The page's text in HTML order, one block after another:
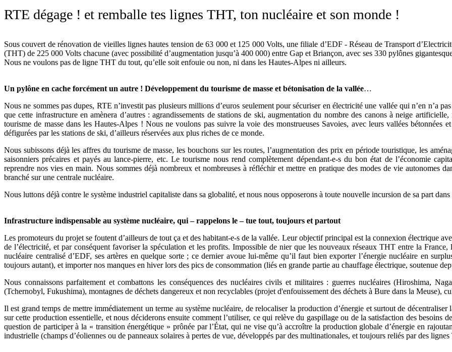
RTE dégage ! et remballe tes lignes THT, ton nucléaire et son monde !
Sous couvert de rénovation de vieilles lignes hautes tension de 63 000 et 125 000 Volts, une filiale d’EDF - Réseau de Transport
(THT) de 225 000 Volts chacune (avec possibilité d’augmentation jusqu’à 400 000) entre Gap et Briançon, avec ses 330 pylônes
Nous ne voulons pas de ligne THT du tout, qu’elle soit enfouie ou non, ni dans les Hautes-Alpes ni ailleurs.
Un pylône en cache forcément un autre ! Développement du tourisme de masse et bétonisation de la vallée…
Nous ne sommes pas dupes, RTE n’investit pas plusieurs millions d’euros seulement pour sécuriser en électricité une vallée qui n’en n’a
que cette infrastructure en amènera d’autres : agrandissements de stations de ski, augmentation du nombre des canons à neige
tourisme de masse dans les Hautes-Alpes ! Nous ne voulons pas suivre la voie des monstrueuses Savoies, avec leurs vallées bétonnées
défigurées par les stations de ski, d’ailleurs réservées aux plus riches de ce monde.
Nous subissons déjà les affres du tourisme de masse, les bouchons sur les routes, l’augmentation des prix en période touristique, les
saisonniers précaires et payés au lance-pierre, etc. Le tourisme nous rend complètement dépendant-e-s du bon état de l’économie
reprendre nos vies en main. Nous sommes déjà nombreux et nombreuses à réfléchir et mettre en pratique des modes de vie autonomes
branché sur une centrale nucléaire.
Nous luttons déjà contre le système industriel capitaliste dans sa globalité, et nous nous opposerons à toute nouvelle incursion de sa part
Infrastructure indispensable au système nucléaire, qui – rappelons le – tue tout, toujours et partout
Les promoteurs du projet se foutent d’ailleurs de tout ça et des habitant-e-s de la vallée. Leur objectif principal est la connexion électrique
de l’électricité, et par conséquent favoriser la spéculation et les profits. Impossible de nier que les nouveaux réseaux THT entre la France,
nucléaire centralisé d’EDF, ses artères en quelque sorte ; ce dernier avoue lui-même qu’il faut bien exporter l’énergie nucléaire en
toujours autant), et importer nos manques en hiver lors des pics de consommation (liés en grande partie au chauffage électrique, soutenue
Nous connaissons parfaitement et combattons les conséquences des nucléaires civils et militaires : guerres nucléaires (Hiroshima,
(Tchernobyl, Fukushima), montagnes de déchets dangereux et non recyclables (projet d'enfouissement des déchets à Bure dans la Meuse),
Il est grand temps de mettre immédiatement un terme au système nucléaire, de relocaliser la production d’énergie et surtout de
sur cette production essentielle, et nous déciderons ensuite comment l’utiliser, ce qui relève du gaspillage ou de la satisfaction des besoins
question de participer à la « transition énergétique » prônée par l’État, qui ne vise qu’à accroître la production globale d’énergie en
industrielle (champs d’éoliennes ou de panneaux solaires à pertes de vue, développés par des multinationales, et toujours reliés par des